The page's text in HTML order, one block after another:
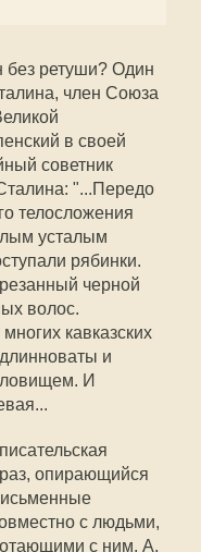
без ретуши? Один
член Союза
в своей
советник
"...Передо
телосложения
усталым
рябинки.
черной
волос.
кавказских
и
И
опирающийся
с людьми,
с ним. А,